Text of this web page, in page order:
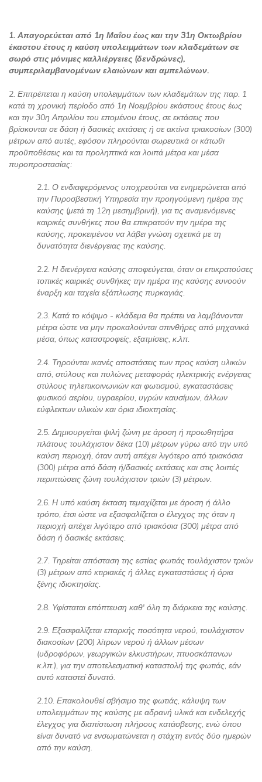
1. Απαγορεύεται από 1η Μαΐου έως και την 31η Οκτωβρίου
έκαστου έτους η καύση υπολειμμάτων των κλαδεμάτων σε
σωρό στις μόνιμες καλλιέργειες (δενδρώνες),
συμπεριλαμβανομένων ελαιώνων και αμπελώνων.
2. Επιτρέπεται η καύση υπολειμμάτων των κλαδεμάτων της παρ. 1
κατά τη χρονική περίοδο από 1η Νοεμβρίου εκάστους έτους έως
και την 30η Απριλίου του επομένου έτους, σε εκτάσεις που
βρίσκονται σε δάση ή δασικές εκτάσεις ή σε ακτίνα τριακοσίων (300)
μέτρων από αυτές, εφόσον πληρούνται σωρευτικά οι κάτωθι
προϋποθέσεις και τα προληπτικά και λοιπά μέτρα και μέσα
πυροπροστασίας:
2.1. Ο ενδιαφερόμενος υποχρεούται να ενημερώνεται από
την Πυροσβεστική Υπηρεσία την προηγούμενη ημέρα της
καύσης (μετά τη 12η μεσημβρινή), για τις αναμενόμενες
καιρικές συνθήκες που θα επικρατούν την ημέρα της
καύσης, προκειμένου να λάβει γνώση σχετικά με τη
δυνατότητα διενέργειας της καύσης.
2.2. Η διενέργεια καύσης αποφεύγεται, όταν οι επικρατούσες
τοπικές καιρικές συνθήκες την ημέρα της καύσης ευνοούν
έναρξη και ταχεία εξάπλωσης πυρκαγιάς.
2.3. Κατά το κόψιμο - κλάδεμα θα πρέπει να λαμβάνονται
μέτρα ώστε να μην προκαλούνται σπινθήρες από μηχανικά
μέσα, όπως καταστροφείς, εξατμίσεις, κ.λπ.
2.4. Τηρούνται ικανές αποστάσεις των προς καύση υλικών
από, στύλους και πυλώνες μεταφοράς ηλεκτρικής ενέργειας
στύλους τηλεπικοινωνιών και φωτισμού, εγκαταστάσεις
φυσικού αερίου, υγραερίου, υγρών καυσίμων, άλλων
εύφλεκτων υλικών και όρια ιδιοκτησίας.
2.5. Δημιουργείται ψιλή ζώνη με άροση ή προωθητήρα
πλάτους τουλάχιστον δέκα (10) μέτρων γύρω από την υπό
καύση περιοχή, όταν αυτή απέχει λιγότερο από τριακόσια
(300) μέτρα από δάση ή/δασικές εκτάσεις και στις λοιπές
περιπτώσεις ζώνη τουλάχιστον τριών (3) μέτρων.
2.6. Η υπό καύση έκταση τεμαχίζεται με άροση ή άλλο
τρόπο, έτσι ώστε να εξασφαλίζεται ο έλεγχος της όταν η
περιοχή απέχει λιγότερο από τριακόσια (300) μέτρα από
δάση ή δασικές εκτάσεις.
2.7. Τηρείται απόσταση της εστίας φωτιάς τουλάχιστον τριών
(3) μέτρων από κτιριακές ή άλλες εγκαταστάσεις ή όρια
ξένης ιδιοκτησίας.
2.8. Υφίσταται επόπτευση καθ' όλη τη διάρκεια της καύσης.
2.9. Εξασφαλίζεται επαρκής ποσότητα νερού, τουλάχιστον
διακοσίων (200) λίτρων νερού ή άλλων μέσων
(υδροφόρων, γεωργικών ελκυστήρων, πτυοσκάπανων
κ.λπ.), για την αποτελεσματική καταστολή της φωτιάς, εάν
αυτό καταστεί δυνατό.
2.10. Επακολουθεί σβήσιμο της φωτιάς, κάλυψη των
υπολειμμάτων της καύσης με αδρανή υλικά και ενδελεχής
έλεγχος για διαπίστωση πλήρους κατάσβεσης, ενώ όπου
είναι δυνατό να ενσωματώνεται η στάχτη εντός δύο ημερών
από την καύση.